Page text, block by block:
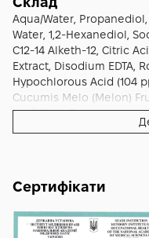
компонентів. Назва
шкіри з символізмом "土
представляє природні і
має EWG-
відновленні
сонцезахисними
пілінгами. У серці
(Hypochlorous Acid,
для шкіри. У косметиці
акне-провокуючих
acnes), грибків і
висипань поступово
елементів і висипань
рахунок постійної
акне-провокуючі
реактивності і
спокійнішого стану —
дії trav'яного
("перетренована"
поступово знаходить
предметів (рушники,
шкіру до глибшого
Природне сяйво шкіри
людей, які
гірськолижною) —
"маскне" (висипань під
людей, які
рушниками у
тестерами у магазинах.
делікатний
активів — HOCl не
конкретні зони.
шкіри (для дітей варто
або дерматологом).
обличчю з відстані
повністю вбратися
продовжуй ритуал
сироватка, крем.
дня: можна
будь-який момент дня —
перезавантаження
Розпили спрей з
навантаженню, розпили
очищення і освіження.
Aqua/Water,
Water, 1,2-Hexanediol,
C12-14 Alketh-12, Citric
Extract, Disodium EDTA,
Hypochlorous Acid (104
Cucumis Melo (Melon)
Leaf/Stem Extract,
Barbadensis Leaf Juice,
Сертифікати